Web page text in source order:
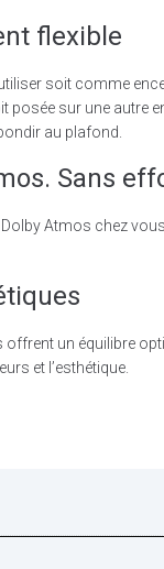
flexible
soit comme
posée sur une autre
au plafond.
Sans
Dolby Atmos chez
offrent un équilibre
et l’esthétique.